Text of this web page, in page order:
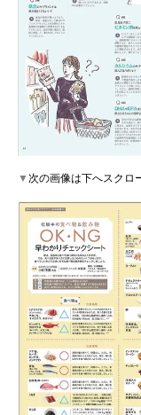
▼次の画像は下へスクロ